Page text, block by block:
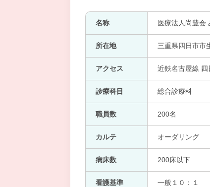
名称 医療法人尚豊会
所在地 三重県四日市市
アクセス 近鉄名古屋線
診療科目 総合診療科
職員数 200名
カルテ オーダリング
病床数 200床以下
看護基準 一般１０：１